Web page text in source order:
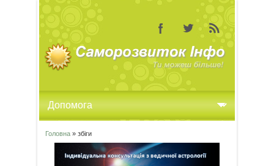
Ви є тут
Головна» збіги